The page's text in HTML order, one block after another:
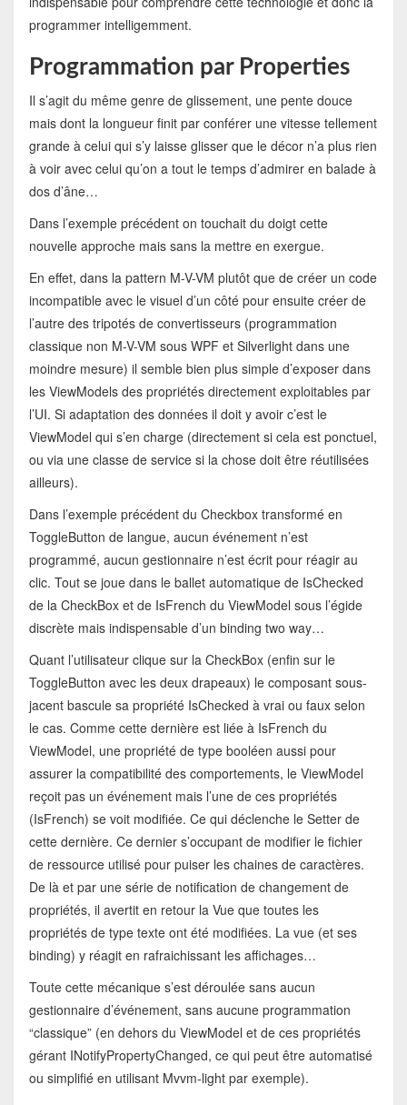
programmer intelligemment.
Programmation par Properties
Il s’agit du même genre de glissement, une pente douce
mais dont la longueur finit par conférer une vitesse tellement
grande à celui qui s’y laisse glisser que le décor n’a plus rien
à voir avec celui qu’on a tout le temps d’admirer en balade à
dos d’âne…
Dans l’exemple précédent on touchait du doigt cette
nouvelle approche mais sans la mettre en exergue.
En effet, dans la pattern M-V-VM plutôt que de créer un code
incompatible avec le visuel d’un côté pour ensuite créer de
l’autre des tripotés de convertisseurs (programmation
classique non M-V-VM sous WPF et Silverlight dans une
moindre mesure) il semble bien plus simple d’exposer dans
les ViewModels des propriétés directement exploitables par
l’UI. Si adaptation des données il doit y avoir c’est le
ViewModel qui s’en charge (directement si cela est ponctuel,
ou via une classe de service si la chose doit être réutilisées
ailleurs).
Dans l’exemple précédent du Checkbox transformé en
ToggleButton de langue, aucun événement n’est
programmé, aucun gestionnaire n’est écrit pour réagir au
clic. Tout se joue dans le ballet automatique de IsChecked
de la CheckBox et de IsFrench du ViewModel sous l’égide
discrète mais indispensable d’un binding two way…
Quant l’utilisateur clique sur la CheckBox (enfin sur le
ToggleButton avec les deux drapeaux) le composant sous-
jacent bascule sa propriété IsChecked à vrai ou faux selon
le cas. Comme cette dernière est liée à IsFrench du
ViewModel, une propriété de type booléen aussi pour
assurer la compatibilité des comportements, le ViewModel
reçoit pas un événement mais l’une de ces propriétés
(IsFrench) se voit modifiée. Ce qui déclenche le Setter de
cette dernière. Ce dernier s’occupant de modifier le fichier
de ressource utilisé pour puiser les chaines de caractères.
De là et par une série de notification de changement de
propriétés, il avertit en retour la Vue que toutes les
propriétés de type texte ont été modifiées. La vue (et ses
binding) y réagit en rafraichissant les affichages…
Toute cette mécanique s’est déroulée sans aucun
gestionnaire d’événement, sans aucune programmation
“classique” (en dehors du ViewModel et de ces propriétés
gérant INotifyPropertyChanged, ce qui peut être automatisé
ou simplifié en utilisant Mvvm-light par exemple).